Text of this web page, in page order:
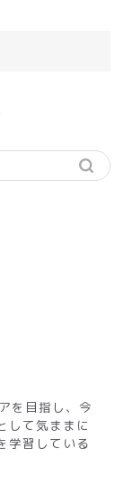
を目指し、今
して気ままに
学習している